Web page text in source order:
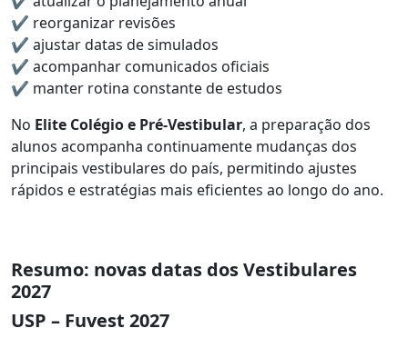
✔ reorganizar revisões
✔ ajustar datas de simulados
✔ acompanhar comunicados oficiais
✔ manter rotina constante de estudos
No Elite Colégio e Pré-Vestibular, a preparação dos
alunos acompanha continuamente mudanças dos
principais vestibulares do país, permitindo ajustes
rápidos e estratégias mais eficientes ao longo do ano.
Resumo: novas datas dos Vestibulares
2027
USP – Fuvest 2027